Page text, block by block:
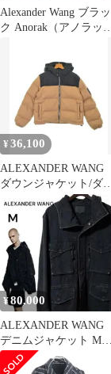
Alexander Wang ブラッ
ク Anorak（アノラッ
¥36,100
ALEXANDER WANG
ダウンジャケット/ダ
ンベスト メンズ 【古
着】【中古】【送料無
料】
¥80,000
ALEXANDER WANG
デニムジャケット Mサ
イズ